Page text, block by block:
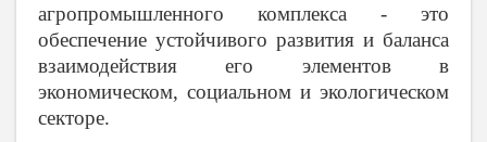
агропромышленного комплекса - это
обеспечение устойчивого развития и баланса
взаимодействия его элементов в
экономическом, социальном и экологическом
секторе.